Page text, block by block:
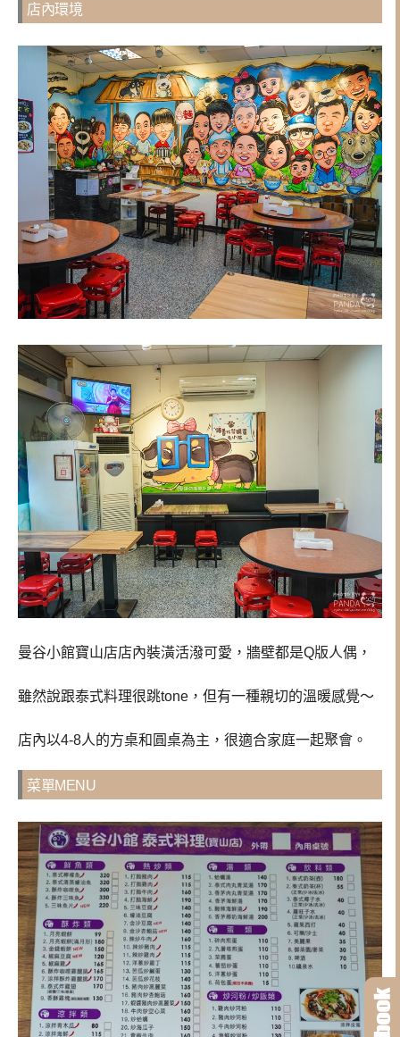
店內環境
曼谷小館寶山店店內裝潢活潑可愛，牆壁都是Q版人偶，
雖然說跟泰式料理很跳tone，但有一種親切的溫暖感覺～
店內以4-8人的方桌和圓桌為主，很適合家庭一起聚會。
菜單MENU